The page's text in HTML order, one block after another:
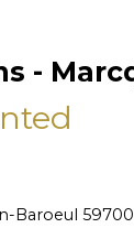
-
Baroeul 59700